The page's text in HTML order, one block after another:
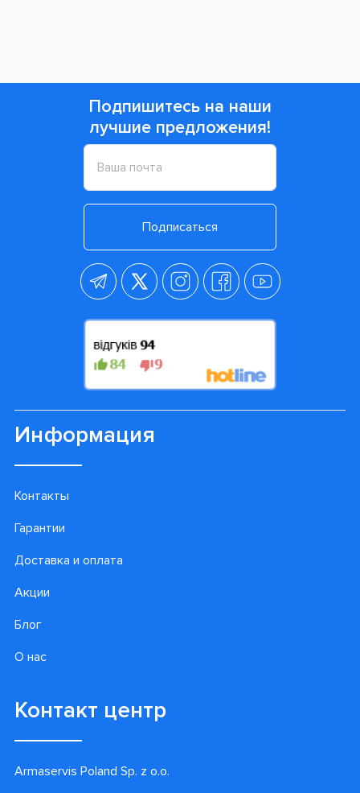
Подпишитесь на наши
лучшие предложения!
Подписаться
Информация
Контакты
Гарантии
Доставка и оплата
Акции
Блог
О нас
Контакт центр
Armaservis Poland Sp. z o.o.